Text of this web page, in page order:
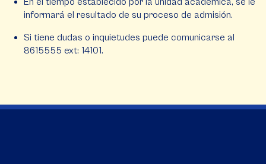
informará el resultado de su proceso de admisión.
Si tiene dudas o inquietudes puede comunicarse al
8615555 ext: 14101.